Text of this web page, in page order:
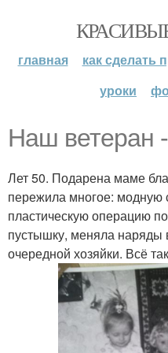
главная как сделать
уроки
Наш ветеран
Лет 50. Подарена маме
пережила многое: модную
пластическую операцию
пустышку, меняла наряды
очередной хозяйки. Всё